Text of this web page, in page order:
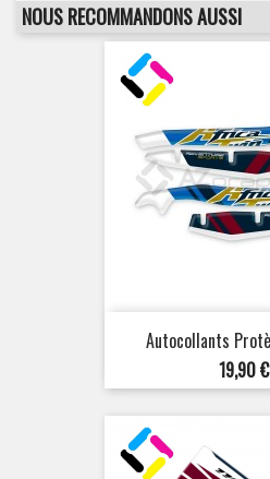
NOUS RECOMMANDONS AUSSI
Autocollants
Prix
19,90 €